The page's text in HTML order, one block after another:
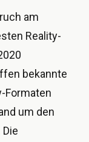
am
Reality-
bekannte
Formaten
um den